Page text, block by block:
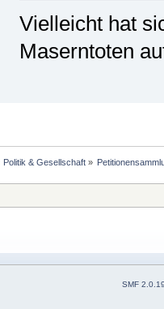
Vielleicht hat
Maserntoten
Politik & Gesellschaft»
SMF